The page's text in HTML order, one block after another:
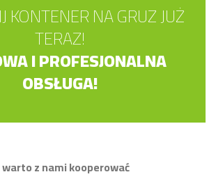
KONTENER NA GRUZ JUŻ
TERAZ!
I PROFESJONALNA
OBSŁUGA!
z nami kooperować